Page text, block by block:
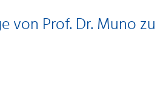
von Prof. Dr. Muno zu